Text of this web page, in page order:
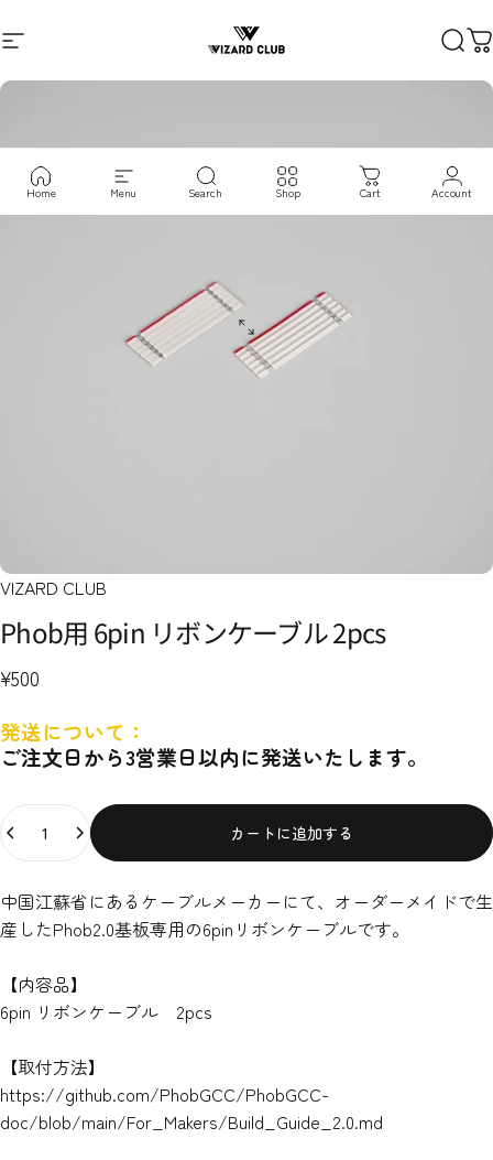
サイトナビゲーション
VIZARD CLUB 検索
Home Menu Search Shop Cart Account
VIZARD CLUB
Phob用 6pin リボンケーブル2pcs
¥500
発送について：
ご注文日から3営業日以内に発送いたします。
カートに追加する
中国江蘇省にあるケーブルメーカーにて、オーダーメイドで生
産したPhob2.0基板専用の6pinリボンケーブルです。
【内容品】
6pin リボンケーブル 2pcs
【取付方法】
https://github.com/PhobGCC/PhobGCC-
doc/blob/main/For_Makers/Build_Guide_2.0.md